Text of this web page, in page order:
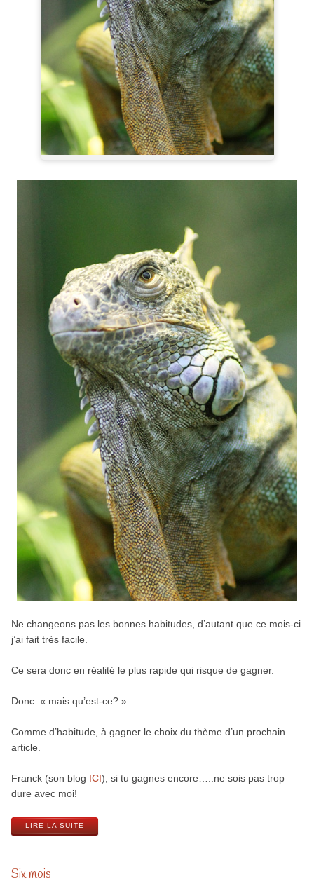
Ne changeons pas les bonnes habitudes, d’autant que ce mois-ci
j’ai fait très facile.
Ce sera donc en réalité le plus rapide qui risque de gagner.
Donc: « mais qu’est-ce? »
Comme d’habitude, à gagner le choix du thème d’un prochain
article.
Franck (son blog ICI), si tu gagnes encore…..ne sois pas trop
dure avec moi!
LIRE LA SUITE
Six mois